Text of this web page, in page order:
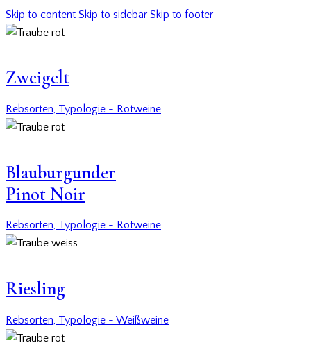
Skip to content Skip to sidebar Skip to footer
Zweigelt
Rebsorten, Typologie - Rotweine
Blauburgunder
Pinot Noir
Rebsorten, Typologie - Rotweine
Riesling
Rebsorten, Typologie - Weißweine